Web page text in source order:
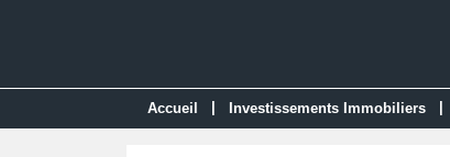
Accueil Investissements Immobiliers